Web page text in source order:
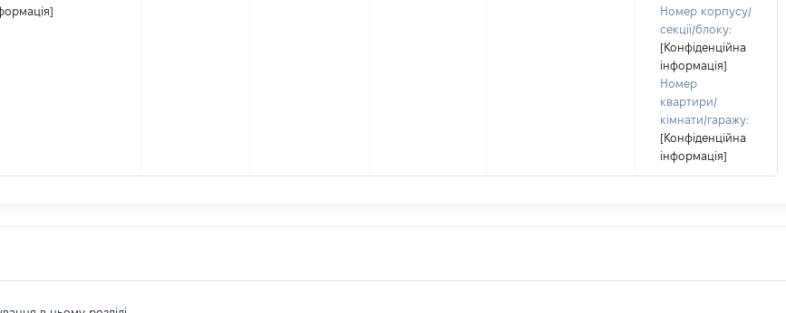
Номер корпусу/
секції/блоку:
[Конфіденційна
інформація]
Номер
квартири/
кімнати/гаражу:
[Конфіденційна
інформація]